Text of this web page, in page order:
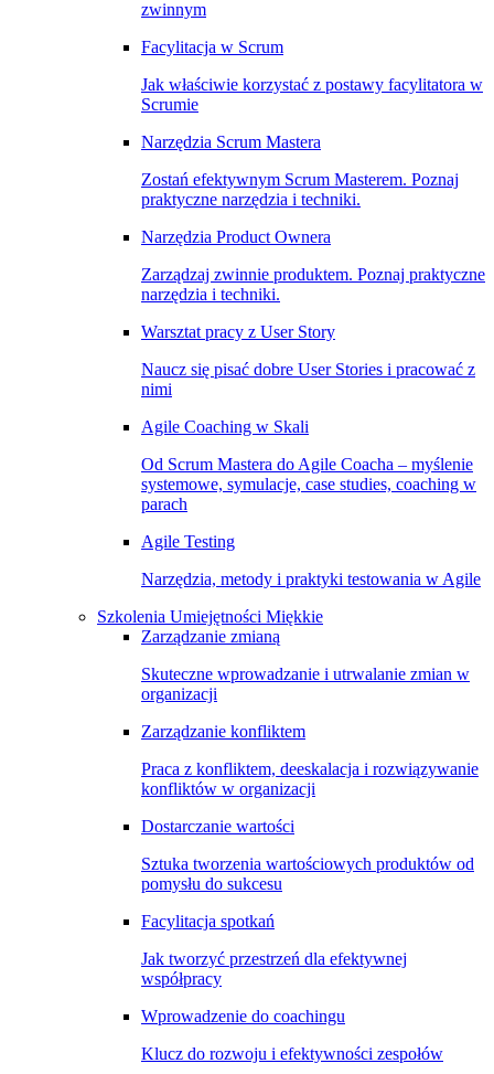
zwinnym
Facylitacja w Scrum
Jak właściwie korzystać z postawy facylitatora w
Scrumie
Narzędzia Scrum Mastera
Zostań efektywnym Scrum Masterem. Poznaj
praktyczne narzędzia i techniki.
Narzędzia Product Ownera
Zarządzaj zwinnie produktem. Poznaj praktyczne
narzędzia i techniki.
Warsztat pracy z User Story
Naucz się pisać dobre User Stories i pracować z
nimi
Agile Coaching w Skali
Od Scrum Mastera do Agile Coacha – myślenie
systemowe, symulacje, case studies, coaching w
parach
Agile Testing
Narzędzia, metody i praktyki testowania w Agile
Szkolenia Umiejętności Miękkie
Zarządzanie zmianą
Skuteczne wprowadzanie i utrwalanie zmian w
organizacji
Zarządzanie konfliktem
Praca z konfliktem, deeskalacja i rozwiązywanie
konfliktów w organizacji
Dostarczanie wartości
Sztuka tworzenia wartościowych produktów od
pomysłu do sukcesu
Facylitacja spotkań
Jak tworzyć przestrzeń dla efektywnej
współpracy
Wprowadzenie do coachingu
Klucz do rozwoju i efektywności zespołów